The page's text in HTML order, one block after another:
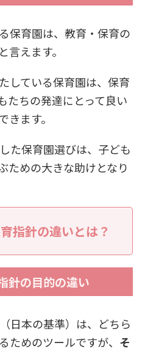
保育園は、教育・保育の
言えます。
している保育園は、保育
たちの発達にとって良い
ます。
た保育園選びは、子ども
ための大きな助けとなり
指針の違いとは？
針の目的の違い
日本の基準）は、どちら
ためのツールですが、 そ